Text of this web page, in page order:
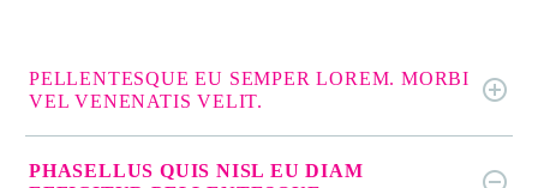
PELLENTESQUE EU SEMPER LOREM. MORBI
VEL VENENATIS VELIT.
PHASELLUS QUIS NISL EU DIAM